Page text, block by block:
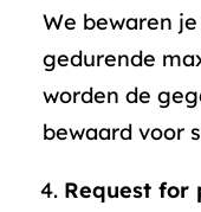
We bewaren
gedurende
worden de
bewaard voor
Request for